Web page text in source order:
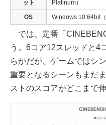
ット
Platinum）
OS Windows 10 64bit
では、定番「
う。6コア12スレッドと4
らかだが、ゲームではシ
重要となるシーンもまだ
ストのスコアがどこまで